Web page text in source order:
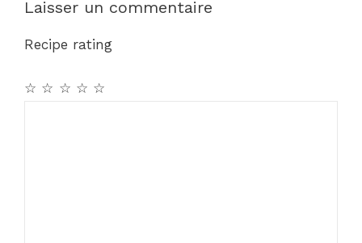
Laisser un commentaire
Recipe rating
☆
☆
☆
☆
☆